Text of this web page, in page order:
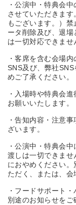
・公演中・特典会
させていただきま
もございます。）
ータ削除及び、退
は一切対応できませ
・客席を含む会場
SNS及び、弊社
めご了承ください。
・入場時や特典会
お願いいたします。
・告知内容・注意
ざいます。
・公演中・特典会
渡しは一切できま
におやめください
ただく、または、会
・フードサポート
別途のお知らせをご